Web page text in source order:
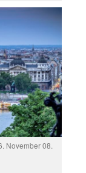
a testmozgás
az emberek
még ha